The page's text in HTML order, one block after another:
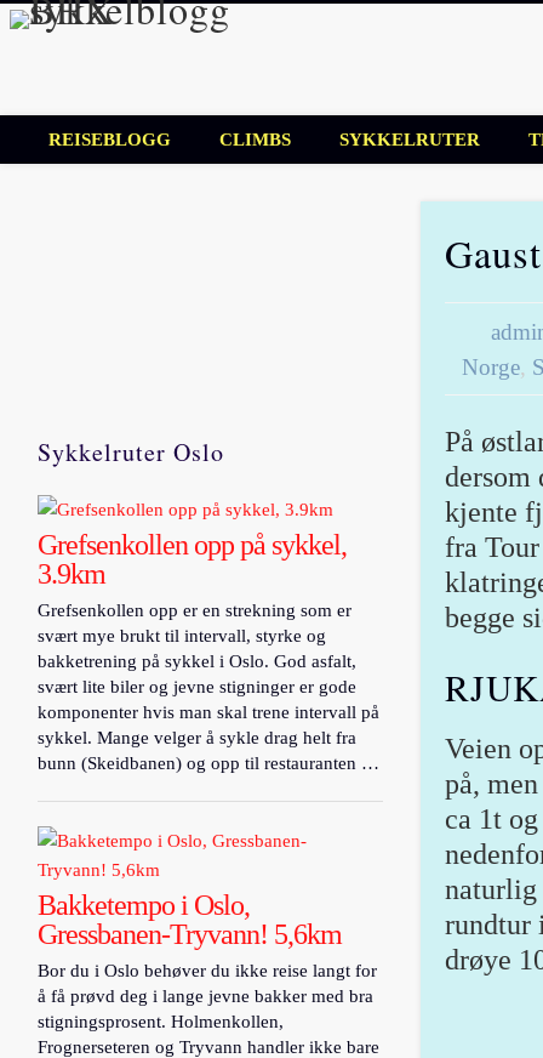
REISEBLOGG CLIMBS SYKKELRUTER
Norge,
På
dersom
kjente
fra
begge
Veien
på,
ca 1t
naturlig
rundtur
drøye
Sykkelruter Oslo
Grefsenkollen opp på sykkel,
3.9km
Grefsenkollen opp er en strekning som er
svært mye brukt til intervall, styrke og
bakketrening på sykkel i Oslo. God asfalt,
svært lite biler og jevne stigninger er gode
komponenter hvis man skal trene intervall på
sykkel. Mange velger å sykle drag helt fra
bunn (Skeidbanen) og opp til restauranten …
Bakketempo i Oslo,
Gressbanen-Tryvann! 5,6km
Bor du i Oslo behøver du ikke reise langt for
å få prøvd deg i lange jevne bakker med bra
stigningsprosent. Holmenkollen,
Frognerseteren og Tryvann handler ikke bare